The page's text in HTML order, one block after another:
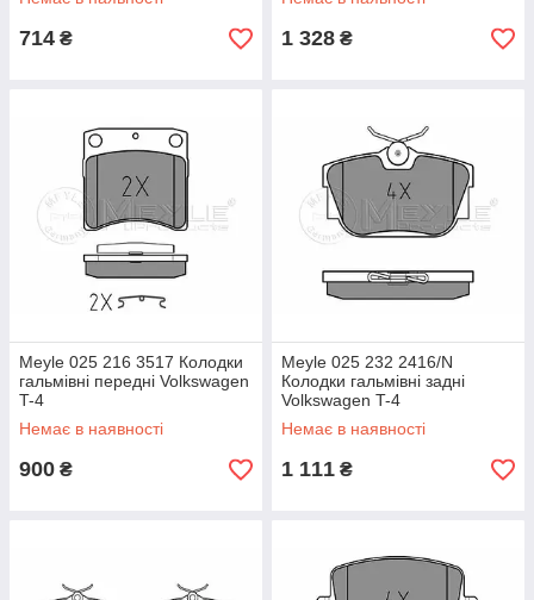
714 ₴ 1 328 ₴
Meyle 025 216 3517 Колодки
гальмівні передні Volkswagen
T-4
Немає в наявності
900 ₴
Meyle 025 232 2416/N
Колодки гальмівні задні
Volkswagen T-4
Немає в наявності
1 111 ₴